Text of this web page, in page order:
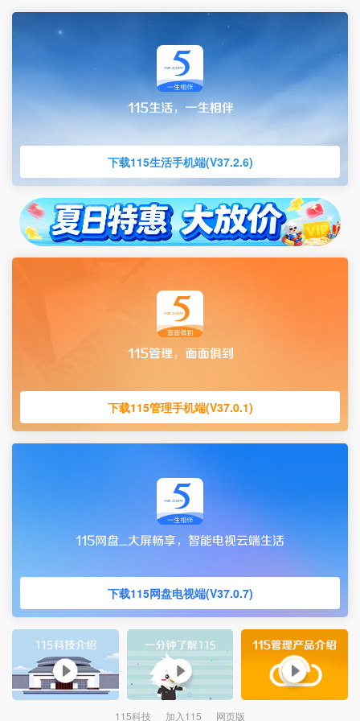
下载115生活手机端(V37.2.6)
下载115管理手机端(V37.0.1)
下载115网盘电视端(V37.0.7)
115科技 加入115 网页版